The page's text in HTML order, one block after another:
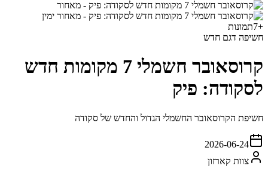
+
7תמונות
חשיפה דגם חדש
קרוסאובר חשמלי 7 מקומות חדש
לסקודה: פיק
חשיפת הקרוסאובר החשמלי הגדול והחדש של סקודה
2026-06-24
צוות קארזון